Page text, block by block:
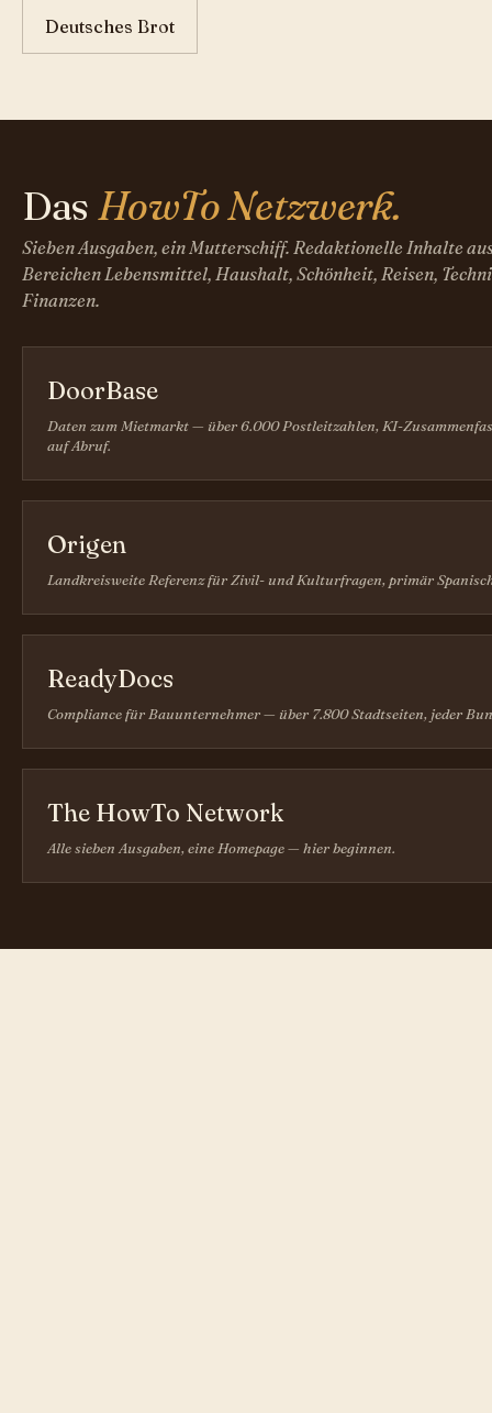
Deutsches Brot
Das HowTo Netzwerk.
Sieben Ausgaben, ein Mutterschiff. Redaktionelle Inhalte
Bereichen Lebensmittel, Haushalt, Schönheit, Reisen,
Finanzen.
DoorBase
Daten zum Mietmarkt — über 6.000 Postleitzahlen, KI-
auf Abruf.
Origen
Landkreisweite Referenz für Zivil- und Kulturfragen, primär
ReadyDocs
Compliance für Bauunternehmer — über 7.800 Stadtseiten, jeder
The HowTo Network
Alle sieben Ausgaben, eine Homepage — hier beginnen.